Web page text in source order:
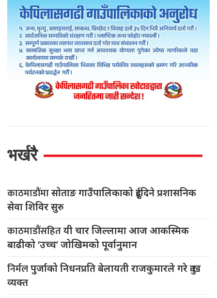
भर्खरै
काठमाडौंमासोताङ गाउँपालिकाको दुईदिने प्रशासनिक
सेवा शिविर सुरु
काठमाडौंसहितयी चार जिल्लामा आज आकस्मिक
बाढीको ‘उच्च’ जोखिमको पूर्वानुमान
निर्मलपुर्जाको निधनप्रति बेलायती राजकुमारले गरे दुःख
व्यक्त